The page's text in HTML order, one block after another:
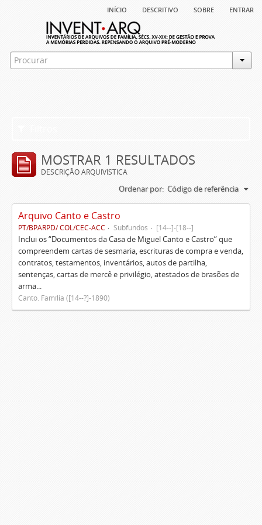
início descritivo sobre entrar
MOSTRAR 1 RESULTADOS
DESCRIÇÃO ARQUIVÍSTICA
Ordenar por: Código de referência
Arquivo Canto e Castro
PT/BPARPD/ COL/CEC-ACC Subfundos [14--]-[18--]
Inclui os “Documentos da Casa de Miguel Canto e Castro” que
compreendem cartas de sesmaria, escrituras de compra e venda,
contratos, testamentos, inventários, autos de partilha,
sentenças, cartas de mercê e privilégio, atestados de brasões de
arma...
Canto. Família ([14--?]-1890)